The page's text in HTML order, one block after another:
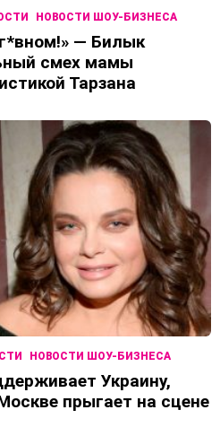
НОВОСТИ ШОУ-БИЗНЕСА
— Билык
смех мамы
Тарзана
НОВОСТИ ШОУ-БИЗНЕСА
Украину,
прыгает на сцене